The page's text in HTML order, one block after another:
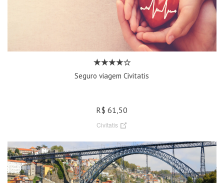
Seguro viagem Civitatis
R$ 61,50
Civitatis